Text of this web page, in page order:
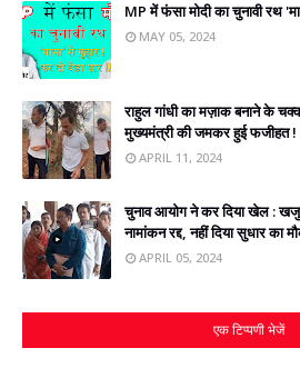
MP में फंसा मोदी का चुनावी रथ
MAY 05, 2024
राहुल गांधी का मज़ाक बनाने के
मुख्‍यमंत्री की जमकर हुई फजीहत !
APRIL 11, 2024
चुनाव आयोग ने कर दिया खेल :
नामांकन रद्द, नहीं दिया सुधार का
APRIL 05, 2024
एक टिप्पणी भेजें